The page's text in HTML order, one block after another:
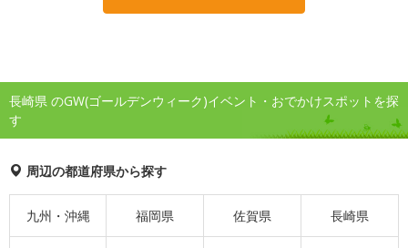
長崎県 のGW(ゴールデンウィーク)イベント・おでかけスポットを探
す
周辺の都道府県から探す
九州・沖縄 福岡県 佐賀県 長崎県